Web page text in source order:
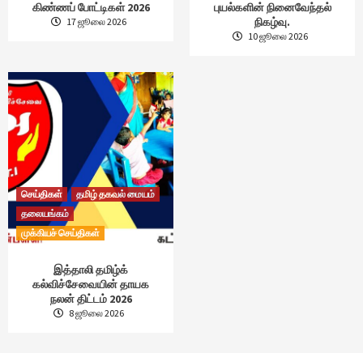
கிண்ணப் போட்டிகள் 2026
17 ஜூலை 2026
புயல்களின் நினைவேந்தல்
நிகழ்வு.
10 ஜூலை 2026
செய்திகள்
தமிழ் தகவல் மையம்
தலையங்கம்
முக்கியச் செய்திகள்
இத்தாலி தமிழ்க்
கல்விச்சேவையின் தாயக
நலன் திட்டம் 2026
8 ஜூலை 2026